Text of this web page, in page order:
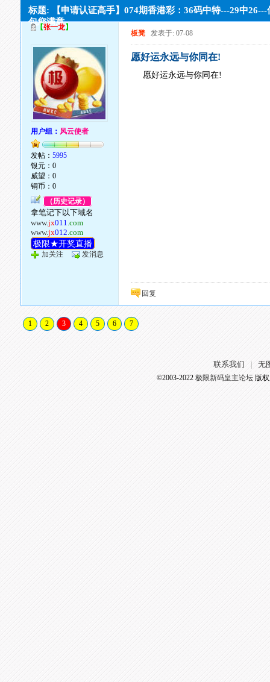
标题: 【申请认证高手】074期香港彩：36码中特---29中
包您满意。
【张一龙】
用户组： 风云使者
发帖：5995
银元：0
威望：0
铜币：0
（历史记录）
拿笔记下以下域名
www.jx011.com
www.jx012.com
极限★开奖直播
加关注 发消息
板凳 发表于: 07-08
愿好运永远与你同在!
愿好运永远与你同在!
回复
1 2 3 4 5 6 7
联系我们 无
©2003-2022 极限新码皇主论坛版权